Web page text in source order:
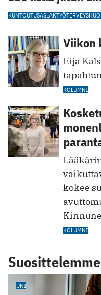
KUNTOUTUSASLAK
Viikon
Eija
KOLUMNI
kokee
KOLUMNI
Suosittelemme
UNI